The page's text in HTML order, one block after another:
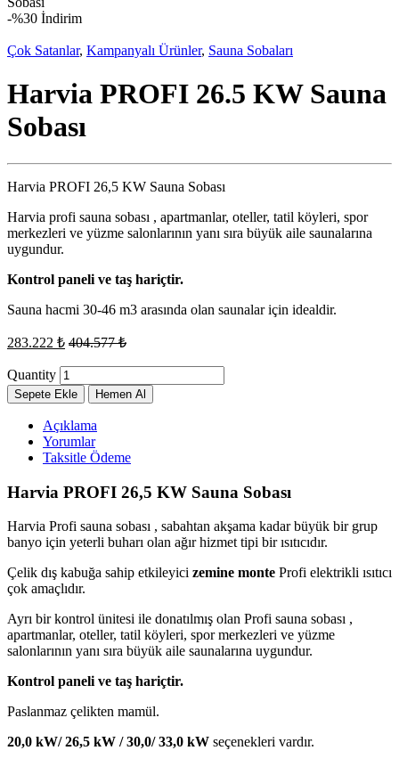
-%30 İndirim
Çok Satanlar, Kampanyalı Ürünler, Sauna Sobaları
Harvia PROFI 26.5 KW Sauna
Sobası
Harvia PROFI 26,5 KW Sauna Sobası
Harvia profi sauna sobası , apartmanlar, oteller, tatil köyleri, spor
merkezleri ve yüzme salonlarının yanı sıra büyük aile saunalarına
uygundur.
Kontrol paneli ve taş hariçtir.
Sauna hacmi 30-46 m3 arasında olan saunalar için idealdir.
283.222 ₺ 404.577₺
Quantity
Sepete Ekle Hemen Al
Açıklama
Yorumlar
Taksitle Ödeme
Harvia PROFI 26,5 KW Sauna Sobası
Harvia Profi sauna sobası , sabahtan akşama kadar büyük bir grup
banyo için yeterli buharı olan ağır hizmet tipi bir ısıtıcıdır.
Çelik dış kabuğa sahip etkileyici zemine monte Profi elektrikli ısıtıcı
çok amaçlıdır.
Ayrı bir kontrol ünitesi ile donatılmış olan Profi sauna sobası ,
apartmanlar, oteller, tatil köyleri, spor merkezleri ve yüzme
salonlarının yanı sıra büyük aile saunalarına uygundur.
Kontrol paneli ve taş hariçtir.
Paslanmaz çelikten mamül.
20,0 kW/ 26,5 kW / 30,0/ 33,0 kW seçenekleri vardır.